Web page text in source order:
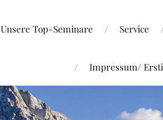
Unsere Top-Seminare Service
Impressum/